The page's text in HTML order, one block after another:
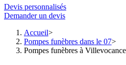
Devis personnalisés
Demander un devis
Accueil
Pompes funèbres dans le 07
Pompes funèbres à Villevocance